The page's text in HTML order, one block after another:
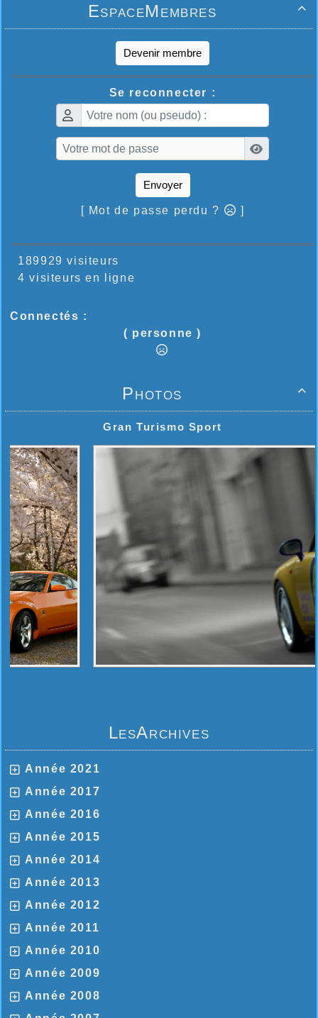

EspaceMembres
Devenir membre
Se reconnecter :
Envoyer
[ Mot de passe perdu ? ]
189929 visiteurs
4 visiteurs en ligne
Connectés :
( personne )

Photos
Gran Turismo Sport
LesArchives
Année 2021
Année 2017
Année 2016
Année 2015
Année 2014
Année 2013
Année 2012
Année 2011
Année 2010
Année 2009
Année 2008